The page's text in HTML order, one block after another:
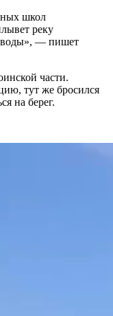
школ
реку
воды», — пишет
части.
тут же бросился
на берег.